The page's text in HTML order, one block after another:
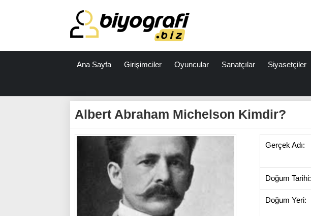
Ana Sayfa Girişimciler Oyuncular Sanatçılar Siyasetçiler
Albert Abraham Michelson Kimdir?
Gerçek Adı:
Doğum Tarihi:
Doğum Yeri: